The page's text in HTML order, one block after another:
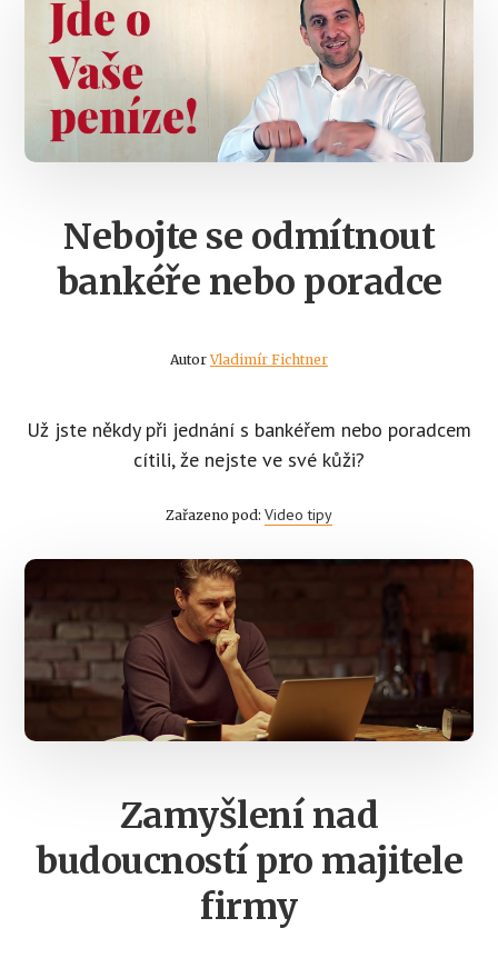
Nebojte se odmítnout
bankéře nebo poradce
AutorVladimír Fichtner
Už jste někdy při jednání s bankéřem nebo poradcem
cítili, že nejste ve své kůži?
Zařazeno pod: Video tipy
Zamyšlení nad
budoucností pro majitele
firmy